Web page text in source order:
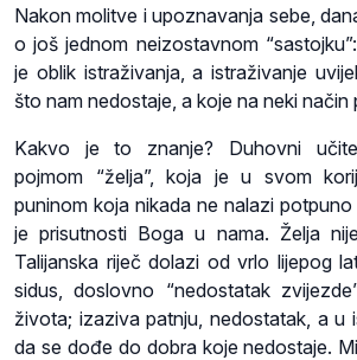
Nakon molitve i upoznavanja sebe,
o još jednom neizostavnom
je oblik istraživanja, a istraživanje
što nam nedostaje, a koje na neki način
Kakvo je to znanje? Duhovni
pojmom “želja”, koja je u svom
puninom koja nikada ne nalazi
je prisutnosti Boga u nama. Želja
Talijanska riječ dolazi od vrlo lijepog
sidus, doslovno “nedostatak
života; izaziva patnju, nedostatak, a u
da se dođe do dobra koje nedostaje.